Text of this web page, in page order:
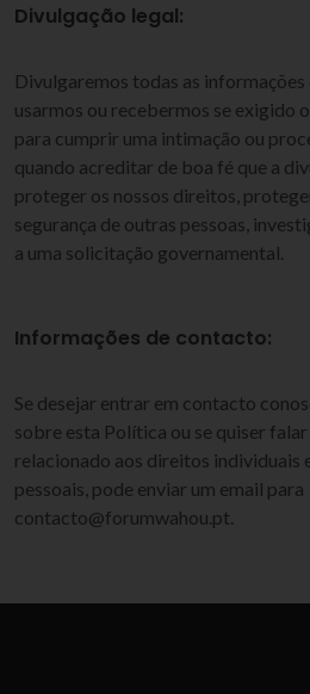
Divulgação legal:
Divulgaremos todas as informações
usarmos ou recebermos se exigido
para cumprir uma intimação ou
quando acreditar de boa fé que a
proteger os nossos direitos,
segurança de outras pessoas,
a uma solicitação governamental.
Informações de contacto:
Se desejar entrar em contacto
sobre esta Política ou se quiser
relacionado aos direitos individuais
pessoais, pode enviar um email para
contacto@forumwahou.pt.